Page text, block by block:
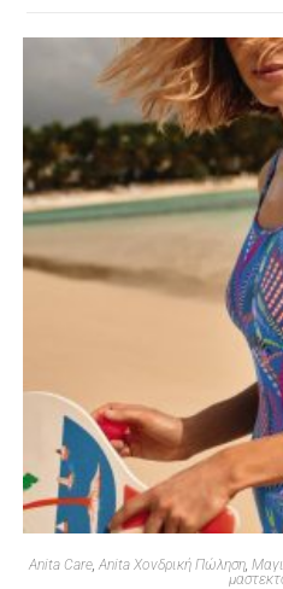
Anita Care, Anita Χονδρική Πώληση,